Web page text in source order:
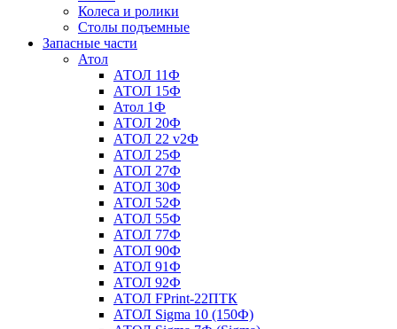
Колеса и ролики
Столы подъемные
Запасные части
Атол
АТОЛ 11Ф
АТОЛ 15Ф
Атол 1Ф
АТОЛ 20Ф
АТОЛ 22 v2Ф
АТОЛ 25Ф
АТОЛ 27Ф
АТОЛ 30Ф
АТОЛ 52Ф
АТОЛ 55Ф
АТОЛ 77Ф
АТОЛ 90Ф
АТОЛ 91Ф
АТОЛ 92Ф
АТОЛ FPrint-22ПТК
АТОЛ Sigma 10 (150Ф)